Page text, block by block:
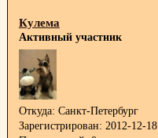
Кулема
Активный участник
Откуда: Санкт-Петербург
Зарегистрирован: 2012-12-18